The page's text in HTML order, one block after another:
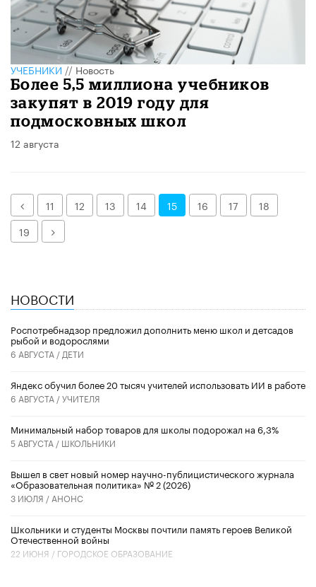
УЧЕБНИКИ//Новость
Более 5,5 миллиона учебников
закупят в 2019 году для
подмосковных школ
12 августа
Назад
11 12 13 14 15 16 17
18
19
Далее
НОВОСТИ
Роспотребнадзор предложил дополнить меню школ и детсадов
рыбой и водорослями
6 АВГУСТА / ДЕТИ
​Яндекс обучил более 20 тысяч учителей использовать ИИ в работе
6 АВГУСТА /УЧИТЕЛЯ
Минимальный набор товаров для школы подорожал на 6,3%
5 АВГУСТА / ШКОЛЬНИКИ
Вышел в свет новый номер научно-публицистического журнала
«Образовательная политика» № 2 (2026)
3 ИЮЛЯ / АНОНС
Школьники и студенты Москвы почтили память героев Великой
Отечественной войны
22 ИЮНЯ / ГОРОДСКОЕ ОБРАЗОВАНИЕ